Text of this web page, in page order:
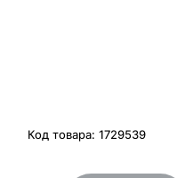
Код товара: 1729539